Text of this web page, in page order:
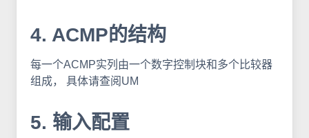
4. ACMP的结构
每一个ACMP实列由一个数字控制块和多个比较器
组成， 具体请查阅UM
5. 输入配置